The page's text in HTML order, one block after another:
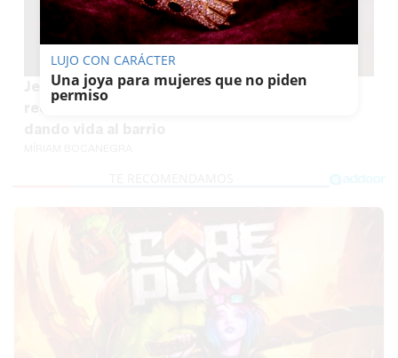
Jerezana de cuna, trianera de adopción: el
reconocimiento a la bailaora que lleva 17 años
LUJO CON CARÁCTER
Una joya para mujeres que no piden
permiso